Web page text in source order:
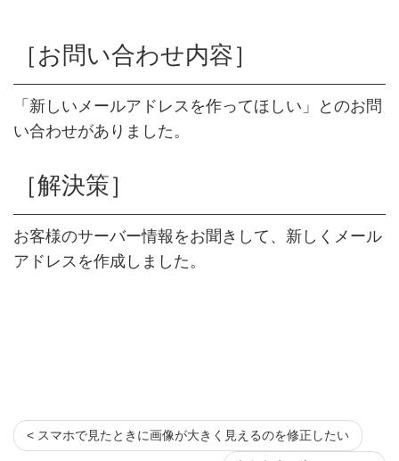
［お問い合わせ内容］
「新しいメールアドレスを作ってほしい」とのお問
い合わせがありました。
［解決策］
お客様のサーバー情報をお聞きして、新しくメール
アドレスを作成しました。
< スマホで見たときに画像が大きく見えるのを修正したい